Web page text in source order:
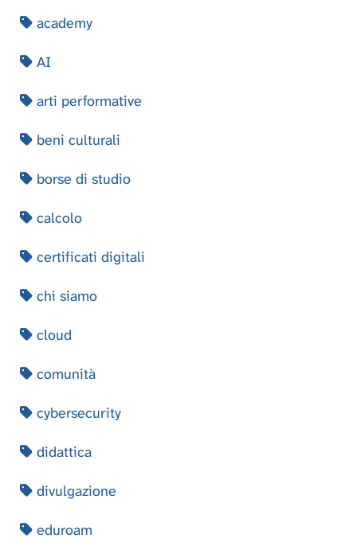
academy
AI
arti performative
beni culturali
borse di studio
calcolo
certificati digitali
chi siamo
cloud
comunità
cybersecurity
didattica
divulgazione
eduroam